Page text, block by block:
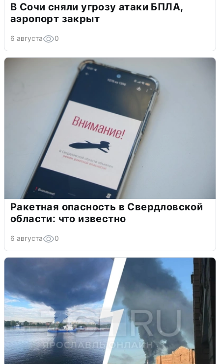
В Сочи сняли угрозу атаки БПЛА,
аэропорт закрыт
6 августа 0
Ракетная опасность в Свердловской
области: что известно
6 августа 0